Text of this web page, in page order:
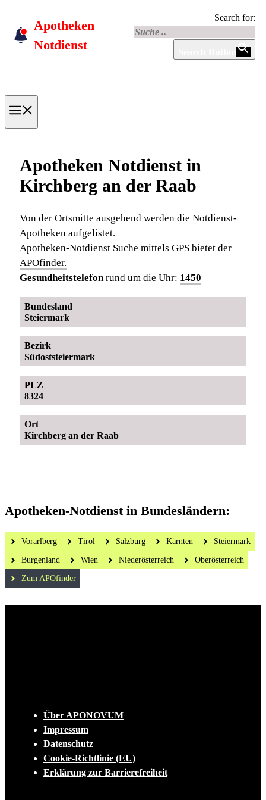
content
Apotheken
Notdienst
Search for:
Apotheken Notdienst in
Kirchberg an der Raab
Von der Ortsmitte ausgehend werden die Notdienst-
Apotheken aufgelistet.
Apotheken-Notdienst Suche mittels GPS bietet der
APOfinder.
Gesundheitstelefon rund um die Uhr: 1450
Bundesland
Steiermark
Bezirk
Südoststeiermark
PLZ
8324
Ort
Kirchberg an der Raab
Apotheken-Notdienst in Bundesländern:
Vorarlberg Tirol Salzburg Kärnten Steiermark
Burgenland Wien Niederösterreich Oberösterreich
Zum APOfinder
Über APONOVUM
Impressum
Datenschutz
Cookie-Richtlinie (EU)
Erklärung zur Barrierefreiheit